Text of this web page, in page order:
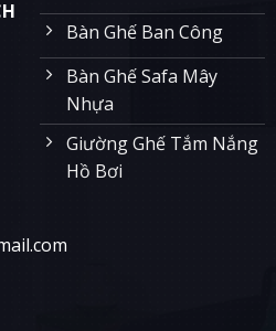
Bàn Ghế Ban Công
Bàn Ghế Safa Mây
Nhựa
Giường Ghế Tắm Nắng
Hồ Bơi